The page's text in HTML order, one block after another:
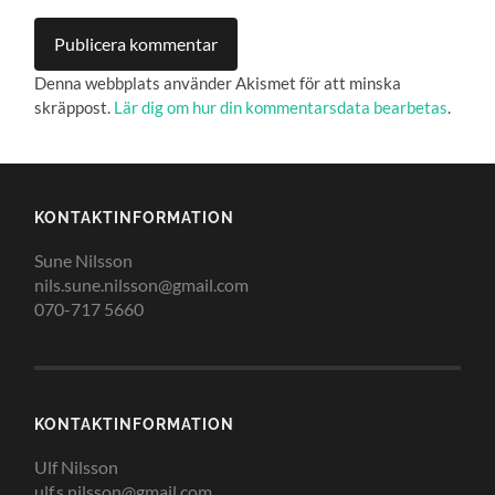
Denna webbplats använder Akismet för att minska
skräppost. Lär dig om hur din kommentarsdata bearbetas.
KONTAKTINFORMATION
Sune Nilsson
nils.sune.nilsson@gmail.com
070-717 5660
KONTAKTINFORMATION
Ulf Nilsson